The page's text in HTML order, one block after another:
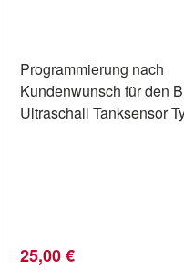
Programmierung nach
Kundenwunsch für den
Ultraschall Tanksensor
Regulärer Preis:
25,00 €